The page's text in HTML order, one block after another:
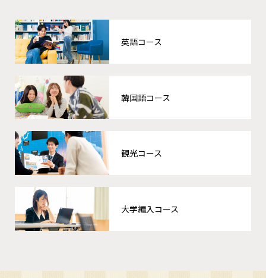
英語コース
韓国語コース
観光コース
大学編入コース